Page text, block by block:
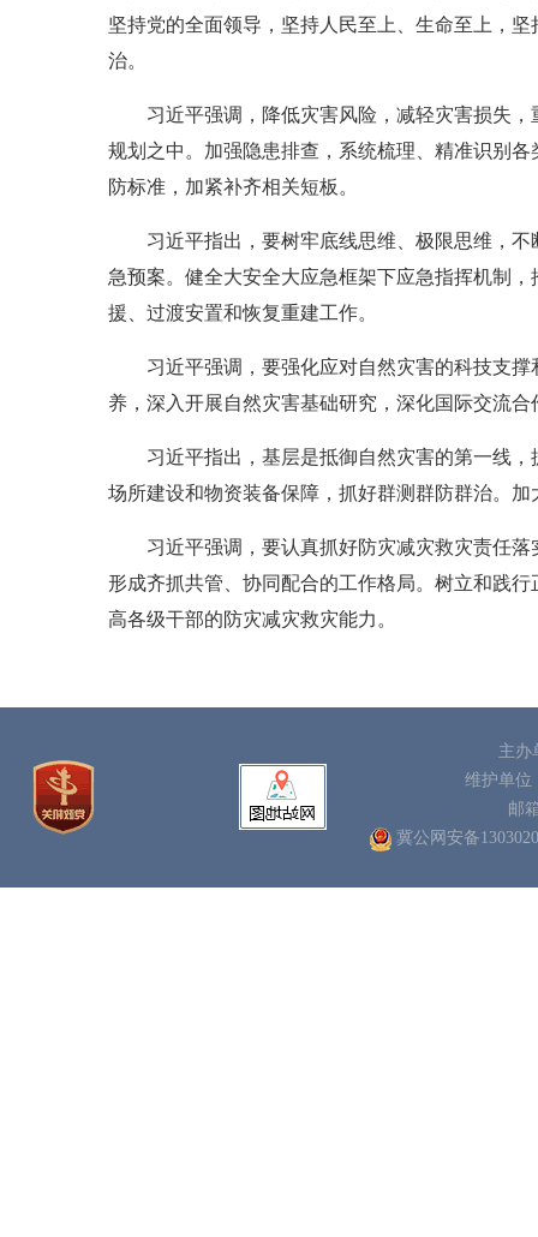
坚持党的全面领导，坚持人民至上、生命至上，
治。
习近平强调，降低灾害风险，减轻灾害损失
规划之中。加强隐患排查，系统梳理、精准识别
防标准，加紧补齐相关短板。
习近平指出，要树牢底线思维、极限思维，
急预案。健全大安全大应急框架下应急指挥机制
援、过渡安置和恢复重建工作。
习近平强调，要强化应对自然灾害的科技支
养，深入开展自然灾害基础研究，深化国际交流
习近平指出，基层是抵御自然灾害的第一线
场所建设和物资装备保障，抓好群测群防群治。
习近平强调，要认真抓好防灾减灾救灾责任
形成齐抓共管、协同配合的工作格局。树立和践
高各级干部的防灾减灾救灾能力。
主办
维护单位
邮
冀公网安备